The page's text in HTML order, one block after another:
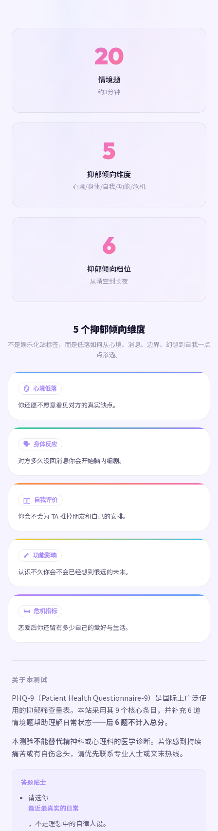
20
情境题
约3分钟
5
抑郁倾向维度
心境/身体/自我/功能/危机
6
抑郁倾向档位
从晴空到长夜
5 个抑郁倾向维度
不是娱乐化贴标签，而是低落如何从心境、消息、边界、幻想到自我一点
点渗透。
🪞 心境低落
你还愿不愿意看见对方的真实缺点。
🗣️ 身体反应
对方多久没回消息你会开始脑内编剧。
😶‍🌫️ 自我评价
你会不会为 TA 推掉朋友和自己的安排。
🦴 功能影响
认识不久你会不会已经想到很远的未来。
🛏️ 危机指标
恋爱后你还留有多少自己的爱好与生活。
关于本测试
PHQ-9（Patient Health Questionnaire-9）是国际上广泛使
用的抑郁筛查量表。本站采用其 9 个核心条目，并补充 6 道
情境题帮助理解日常状态——后 6 题不计入总分。
本测验不能替代精神科或心理科的医学诊断。若你感到持续
痛苦或有自伤念头，请优先联系专业人士或文末热线。
答题贴士
请选你
最近最真实的日常
，不是理想中的自律人设。